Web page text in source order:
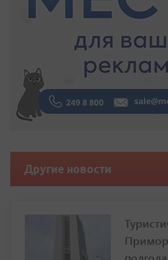
Другие новости